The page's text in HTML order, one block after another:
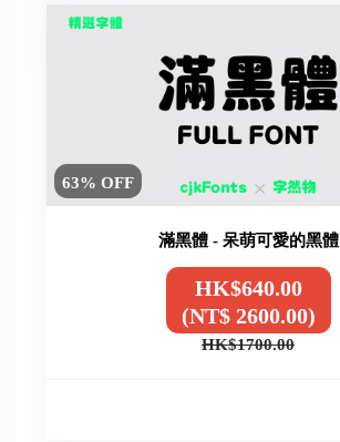
63% OFF
滿黑體 - 呆萌可愛的黑體
HK$640.00
(NT$ 2600.00)
HK$1700.00